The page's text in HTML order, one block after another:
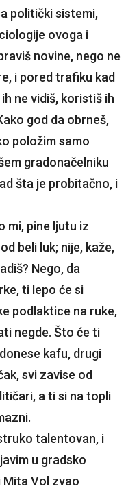
politički sistemi,
ovoga i
novine, nego ne
i pored trafiku kad
ne vidiš, koristiš ih
god da obrneš,
položim samo
gradonačelniku
šta je probitačno, i
mi, pine ljutu iz
beli luk; nije, kaže,
Nego, da
ti lepo će si
podlaktice na ruke,
negde. Što će ti
kafu, drugi
svi zavise od
a ti si na topli
talentovan, i
u gradsko
Vol zvao